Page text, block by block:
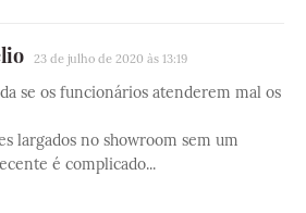
23 de julho de 2020 às 13:19
se os funcionários atenderem mal os
largados no showroom sem um
é complicado...